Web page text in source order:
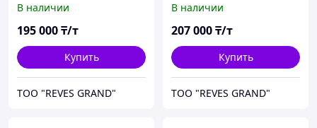
В наличии
195 000₸/т
Купить
ТОО "REVES GRAND"
В наличии
207 000₸/т
Купить
ТОО "REVES GRAND"